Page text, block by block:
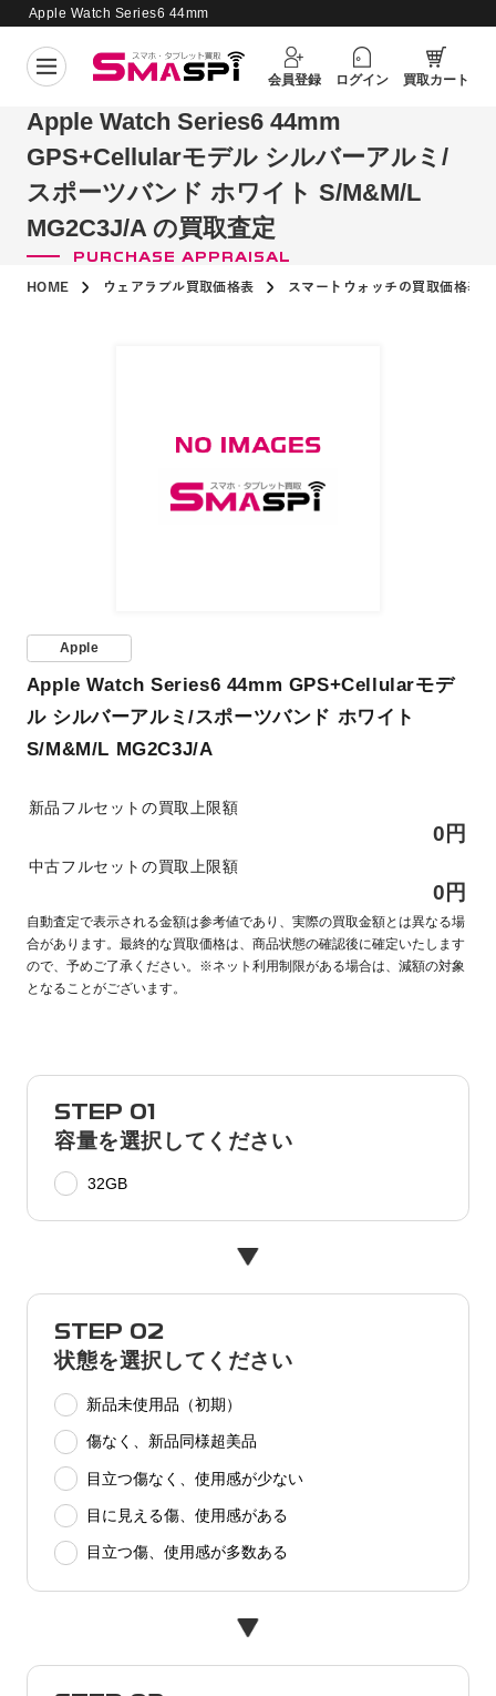
買取価格更新日：2026年8月4日
Apple Watch Series6 44mm
スポーツバンド ホワイト S/M&M/L
MG2C3J/A の買取査定
会員登録 ログイン 買取カート
Apple Watch Series6 44mm
GPS+Cellularモデル シルバーアルミ/
スポーツバンド ホワイト S/M&M/L
MG2C3J/A の買取査定
PURCHASE APPRAISAL
HOME ウェアラブル買取価格表 スマートウォッチの買取価格表
Apple
Apple Watch Series6 44mm GPS+Cellularモデ
ル シルバーアルミ/スポーツバンド ホワイト
S/M&M/L MG2C3J/A
新品フルセットの買取上限額
0円
中古フルセットの買取上限額
0円
自動査定で表示される金額は参考値であり、実際の買取金額とは異なる場
合があります。最終的な買取価格は、商品状態の確認後に確定いたします
ので、予めご了承ください。※ネット利用制限がある場合は、減額の対象
となることがございます。
STEP 01
容量を選択してください
32GB
STEP 02
状態を選択してください
新品未使用品（初期）
傷なく、新品同様超美品
目立つ傷なく、使用感が少ない
目に見える傷、使用感がある
目立つ傷、使用感が多数ある